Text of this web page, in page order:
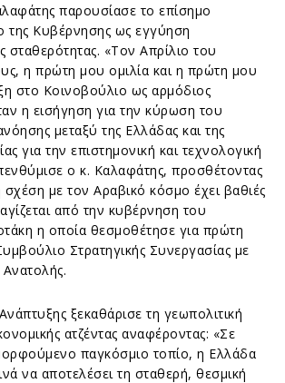
παρουσίασε το επίσημο
της Κυβέρνησης ως εγγύηση
«Τον Απρίλιο του
η πρώτη μου ομιλία και η πρώτη μου
στο Κοινοβούλιο ως αρμόδιος
η εισήγηση για την κύρωση του
μεταξύ της Ελλάδας και της
για την επιστημονική και τεχνολογική
ο κ. Καλαφάτης, προσθέτοντας
σχέση με τον Αραβικό κόσμο έχει βαθιές
από την κυβέρνηση του
η οποία θεσμοθέτησε για πρώτη
Στρατηγικής Συνεργασίας με
ξεκαθάρισε τη γεωπολιτική
ατζέντας αναφέροντας: «Σε
παγκόσμιο τοπίο, η Ελλάδα
να αποτελέσει τη σταθερή, θεσμική